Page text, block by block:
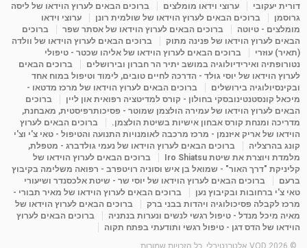
15:49
פנינה מתוק - מרכז "נתיב הלב" בהרצליה-
מדיטציה-התחדשות
מאת Shahar-vod 6 שנים 2,146 צפיות
דורית יעקובי
ערוצי וידאו מומלצים
ברוכים הבאים לערוץ הוידאו של ליסה
גרוסמן
ברוכים הבאים לערוץ הוידאו של שולמית רונן
ערוצי וידאו
מומלצים - טיוטה
ברוכים הבאים לערוץ הוידאו של אסתר שפר
ברוכים
הבאים לערוץ הוידאו של פנינה מתוק
ברוכים הבאים לערוץ הוידאו של וולדה
(תאיר) עוזרי
ברוכים הבאים לערוץ הוידאו של אליהו שכטר - טיפולי
נטורופתיה ואירידיולוגיה במושב יתיר הר חברון ובירושלים
ברוכים הבאים
לערוץ הוידאו של יוסי גולד - הדרכה לחיים טובים, לימוד וטיפול במוח אחד
ובקינסיולוגיה בירושלים
ברוכים הבאים לערוץ הוידאו של מרכז מדטאו -
מיכאל קונסטנטינובסקי בחולון - קורס למדיטציה רפואית און ליין
ברוכים
הבאים לערוץ הוידאו של עמירה הולצמן שמוטר - פסיכותרפיסטית, מאבחנת,
מדריכה ומנחת קורס אבחון אישיות בשיטת הולצמן.
ברוכים הבאים לערוץ
הוידאו של אריק איזנמן - מרכז מרכבה לאומנויות התנועה והטיפול - טאי צ'י וצ'י
קונג בהרצליה
ברוכים הבאים לערוץ הוידאו של נעמי גולדברג - מטפלת,
מלמדת ויוצרת את שיטת Iro Shiatsu
ברוכים הבאים לערוץ הוידאו של
קליניקת "דרך האור" - שמואל בן איש וסוניה רויטפרב - רפואה משלימה בקיבוץ
ברעם
ברוכים הבאים לערוץ הוידאו של יוסי שר - שיטת אלכסנדר ושיעורי
טאי צ'י ברחובות ובקיבוץ נען
ברוכים הבאים לערוץ הוידאו של מאיר תבורי -
מרכז לקבלה פסיכולוגיה ויהדות בבני ברק
ברוכים הבאים לערוץ הוידאו של
מאיה מיכל מנדל - טיפול רגשי לנשים ונערות בנתניה
ברוכים הבאים לערוץ
הוידאו של הדס דגן - טיפול רגשי ותודעתי בפתח תקוה
© 2026 VOD אלטרנטיבלי. כל הזכויות שמורות.